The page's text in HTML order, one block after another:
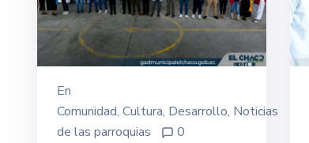
En
Comunidad‚ Cultura‚ Desarrollo‚ Noticias
de las parroquias
0